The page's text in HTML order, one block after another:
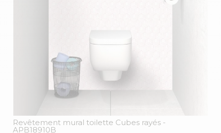
Revêtement mural toilette Cubes rayés -
APB18910B